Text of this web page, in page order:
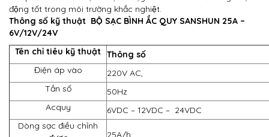
động tốt trong môi trường khắc nghiệt.
Thông số kỹ thuật BỘ SẠC BÌNH ẮC QUY SANSHUN 25A –
6V/12V/24V
Tên chỉ tiêu kỹ thuật Thông số
Điện áp vào
220V AC,
Tần số
50Hz
Acquy
6VDC – 12VDC – 24VDC
Dòng sạc điều chỉnh
25A/h